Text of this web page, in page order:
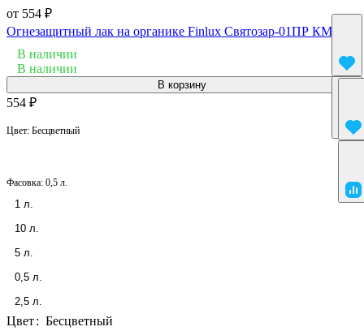
от 554 ₽
Огнезащитный лак на органике Finlux Святозар-01ПР КМ1
В наличии
В наличии
В корзину
554 ₽
Цвет: Бесцветный
Фасовка: 0,5 л.
1 л.
10 л.
5 л.
0,5 л.
2,5 л.
Цвет: Бесцветный